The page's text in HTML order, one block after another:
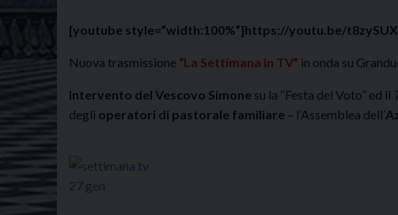
[youtube style=”width:100%”]https://youtu.be/
Nuova trasmissione “La Settimana in TV” in onda su
Intervento del Vescovo Simone su la “Festa del Voto” ed il
degli operatori di pastorale familiare – l’Assemblea dell’